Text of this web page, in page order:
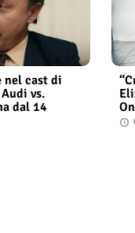
nel cast di
vs.
dal 14